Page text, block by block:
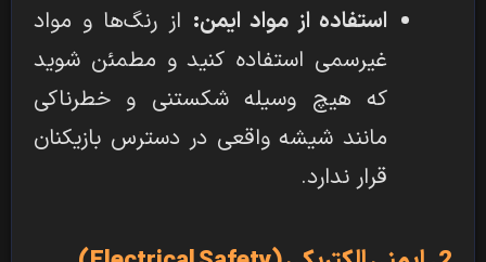
استفاده از مواد ایمن:از رنگ‌ها و مواد
غیرسمی استفاده کنید و مطمئن شوید
که هیچ وسیله شکستنی و خطرناکی
مانند شیشه واقعی در دسترس بازیکنان
قرار ندارد.